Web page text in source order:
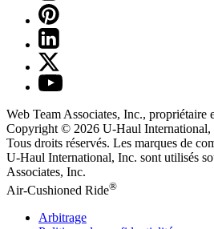
Web Team Associates, Inc., propriétaire
Copyright © 2026 U-Haul International,
Tous droits réservés. Les marques de
U-Haul International, Inc. sont utilisés
Associates, Inc.
Air-Cushioned Ride®
Arbitrage